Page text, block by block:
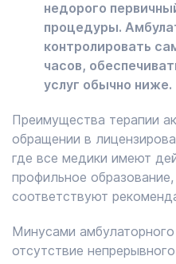
недорого
процедуры.
контролировать
часов,
услуг обычно ниже.
Преимущества терапии
обращении в
где все медики имеют
профильное
соответствуют
Минусами
отсутствие